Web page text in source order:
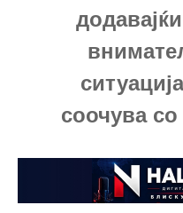
соочува